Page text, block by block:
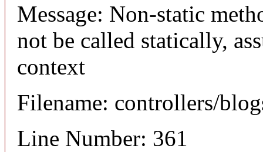
Message: Non-static
not be called statically,
context
Filename: controllers/
Line Number: 361